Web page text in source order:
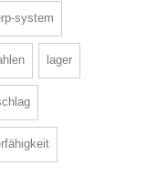
system
lager